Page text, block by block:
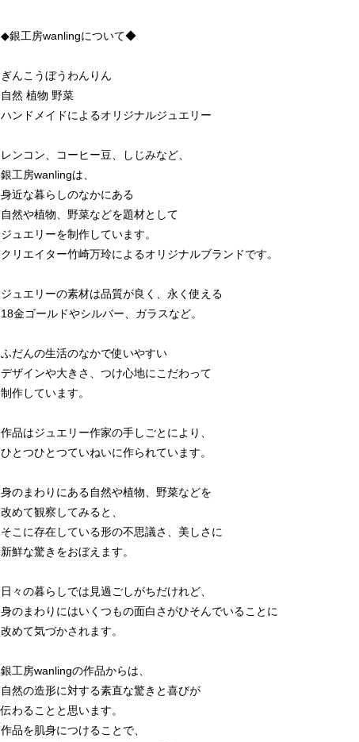
◆銀工房wanlingについて◆
ぎんこうぼうわんりん
自然 植物 野菜
ハンドメイドによるオリジナルジュエリー
レンコン、コーヒー豆、しじみなど、
銀工房wanlingは、
身近な暮らしのなかにある
自然や植物、野菜などを題材として
ジュエリーを制作しています。
クリエイター竹崎万玲によるオリジナルブランドです。
ジュエリーの素材は品質が良く、永く使える
18金ゴールドやシルバー、ガラスなど。
ふだんの生活のなかで使いやすい
デザインや大きさ、つけ心地にこだわって
制作しています。
作品はジュエリー作家の手しごとにより、
ひとつひとつていねいに作られています。
身のまわりにある自然や植物、野菜などを
改めて観察してみると、
そこに存在している形の不思議さ、美しさに
新鮮な驚きをおぼえます。
日々の暮らしでは見過ごしがちだけれど、
身のまわりにはいくつもの面白さがひそんでいることに
改めて気づかされます。
銀工房wanlingの作品からは、
自然の造形に対する素直な驚きと喜びが
伝わることと思います。
作品を肌身につけることで、